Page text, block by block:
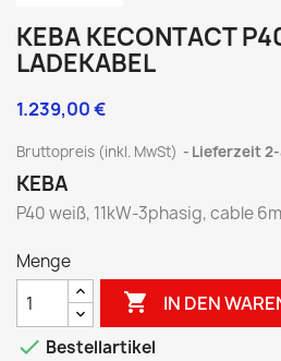
KEBA KECONTACT
ADEKABEL
1.239,00 €
Bruttopreis (inkl. MwSt) Lieferzeit
KEBA
P40 weiß, 11kW-3phasig, cable
Menge
 IN DEN
 Bestellartikel